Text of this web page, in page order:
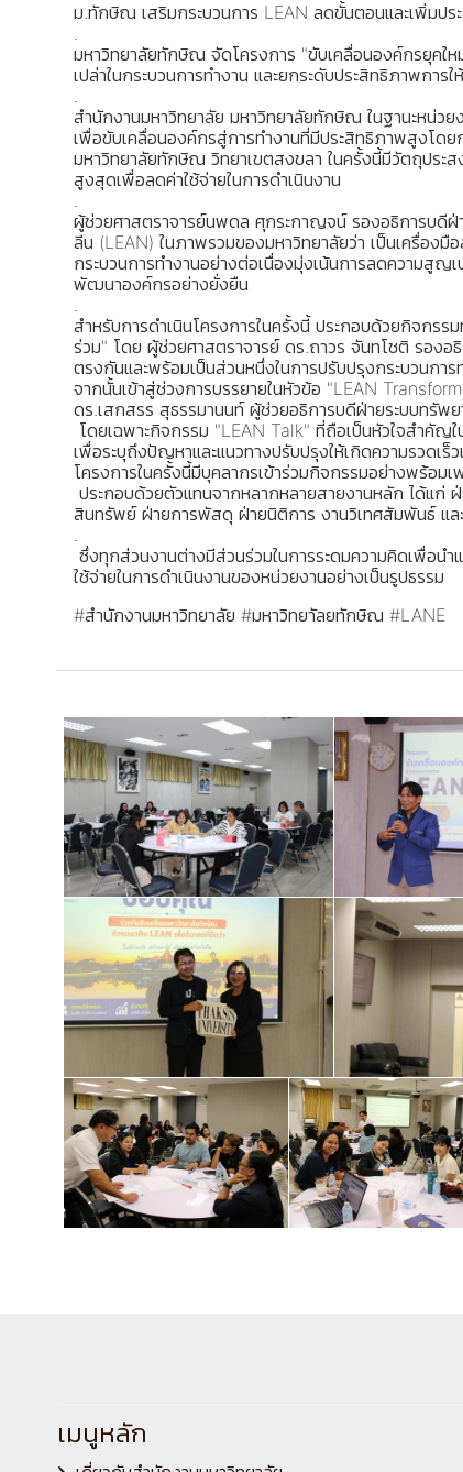
ม.ทักษิณ เสริมกระบวนการ LEAN ลดขั้นตอนและเพิ่มป
.
มหาวิทยาลัยทักษิณ จัดโครงการ "ขับเคลื่อนองค์กรยุคให
เปล่าในกระบวนการทำงาน และยกระดับประสิทธิภาพกา
.
สำนักงานมหาวิทยาลัย มหาวิทยาลัยทักษิณ ในฐานะหน่ว
เพื่อขับเคลื่อนองค์กรสู่การทำงานที่มีประสิทธิภาพสูงโ
มหาวิทยาลัยทักษิณ วิทยาเขตสงขลา ในครั้งนี้มีวัตถุประส
สูงสุดเพื่อลดค่าใช้จ่ายในการดำเนินงาน
.
ผู้ช่วยศาสตราจารย์นพดล ศุกระกาญจน์ รองอธิการบดีฝ่า
ลีน (LEAN) ในภาพรวมของมหาวิทยาลัยว่า เป็นเครื่อง
กระบวนการทำงานอย่างต่อเนื่องมุ่งเน้นการลดความสู
พัฒนาองค์กรอย่างยั่งยืน
.
สำหรับการดำเนินโครงการในครั้งนี้ ประกอบด้วยกิจกร
ร่วม" โดย ผู้ช่วยศาสตราจารย์ ดร.ถาวร จันทโชติ รองอ
ตรงกันและพร้อมเป็นส่วนหนึ่งในการปรับปรุงกระบวนการ
จากนั้นเข้าสู่ช่วงการบรรยายในหัวข้อ "LEAN
ดร.เสกสรร สุธรรมานนท์ ผู้ช่วยอธิการบดีฝ่ายระบบทรัพ
โดยเฉพาะกิจกรรม "LEAN Talk" ที่ถือเป็นหัวใจสำคัญใ
เพื่อระบุถึงปัญหาและแนวทางปรับปรุงให้เกิดความรวดเ
โครงการในครั้งนี้มีบุคลากรเข้าร่วมกิจกรรมอย่างพร้อม
ประกอบด้วยตัวแทนจากหลากหลายสายงานหลัก ได้แก่
สินทรัพย์ ฝ่ายการพัสดุ ฝ่ายนิติการ งานวิเทศสัมพันธ์ แล
.
ซึ่งทุกส่วนงานต่างมีส่วนร่วมในการระดมความคิดเพื่อน
ใช้จ่ายในการดำเนินงานของหน่วยงานอย่างเป็นรูปธรรม
#สำนักงานมหาวิทยาลัย #มหาวิทยาัลยทักษิณ #LANE
เมนูหลัก